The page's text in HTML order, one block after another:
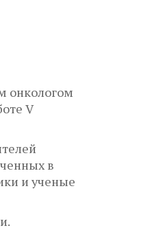
онкологом
V
в
и ученые